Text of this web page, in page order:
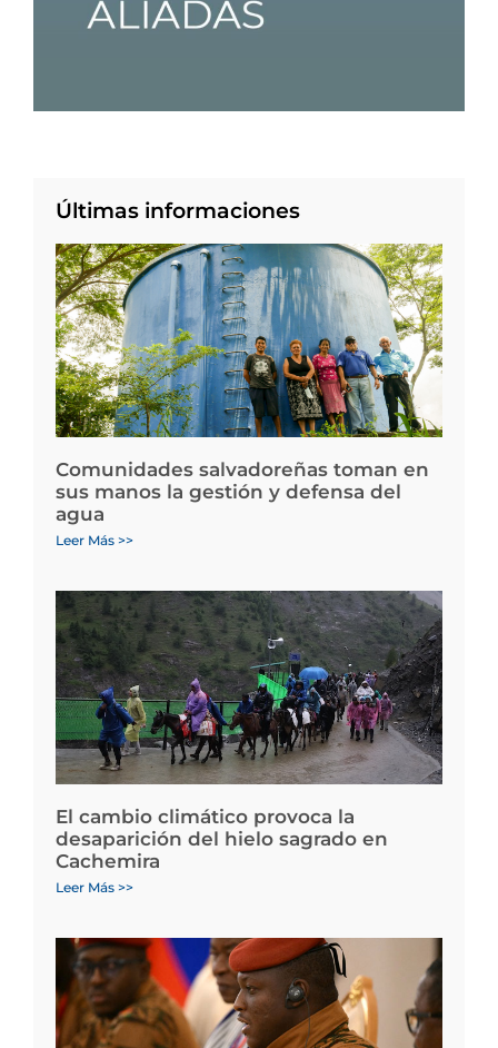
Últimas informaciones
Comunidades salvadoreñas toman en
sus manos la gestión y defensa del
agua
Leer Más >>
El cambio climático provoca la
desaparición del hielo sagrado en
Cachemira
Leer Más >>